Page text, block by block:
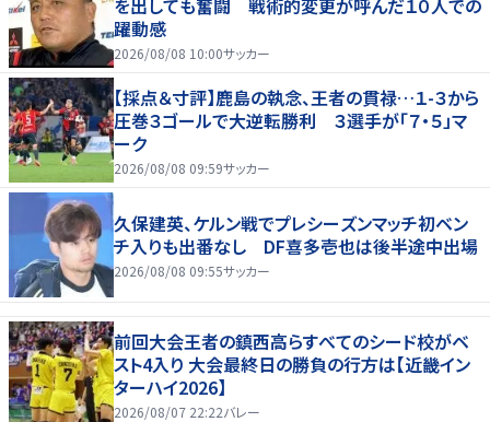
を出しても奮闘 戦術的変更が呼んだ１０人での
躍動感
2026/08/08 10:00サッカー
【採点＆寸評】鹿島の執念、王者の貫禄…１-３から
圧巻３ゴールで大逆転勝利 ３選手が「７・５」マ
ーク
2026/08/08 09:59サッカー
久保建英、ケルン戦でプレシーズンマッチ初ベン
チ入りも出番なし DF喜多壱也は後半途中出場
2026/08/08 09:55サッカー
前回大会王者の鎮西高らすべてのシード校がベ
スト4入り 大会最終日の勝負の行方は【近畿イン
ターハイ2026】
2026/08/07 22:22バレー